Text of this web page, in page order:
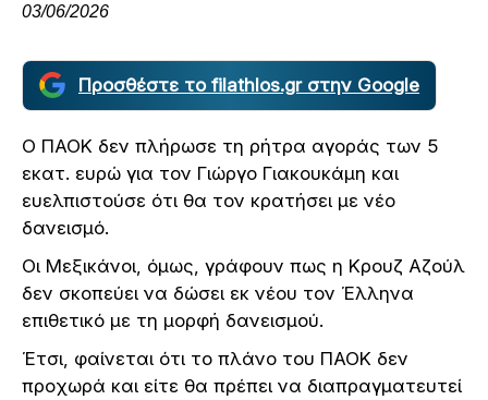
03/06/2026
Προσθέστε το filathlos.gr στην Google
Ο ΠΑΟΚ δεν πλήρωσε τη ρήτρα αγοράς των 5
εκατ. ευρώ για τον Γιώργο Γιακουκάμη και
ευελπιστούσε ότι θα τον κρατήσει με νέο
δανεισμό.
Οι Μεξικάνοι, όμως, γράφουν πως η Κρουζ Αζούλ
δεν σκοπεύει να δώσει εκ νέου τον Έλληνα
επιθετικό με τη μορφή δανεισμού.
Έτσι, φαίνεται ότι το πλάνο του ΠΑΟΚ δεν
προχωρά και είτε θα πρέπει να διαπραγματευτεί